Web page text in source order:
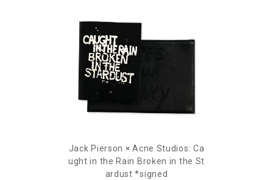
Jack Pierson × Acne Studios: Ca
ught in the Rain Broken in the St
ardust *signed